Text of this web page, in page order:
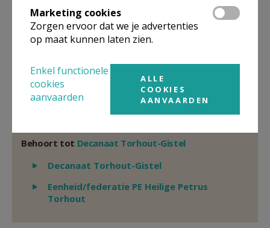
Google Maps
Organisatiestructuur
Niet gevonden wat je zocht? Hier vind je links naar de
gegevens van andere organisaties op het boven-,
onderliggende of gelijke niveau.
Behoort tot Decanaat Torhout-Gistel
Weergeven
Decanaat Torhout-Gistel
Weergeven
Eenheid/federatie PE Heilige Petrus
Torhout
Marketing cookies
Zorgen ervoor dat we je advertenties
op maat kunnen laten zien.
Enkel functionele
cookies
aanvaarden
ALLE
COOKIES
AANVAARDEN